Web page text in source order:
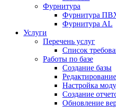
Фурнитура
Фурнитура
Фурнитура AL
Услуги
Перечень услуг
Список
Работы по базе
Создание базы
Настройка
Создание
Обновление